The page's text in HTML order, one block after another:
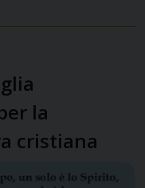
la
cristiana